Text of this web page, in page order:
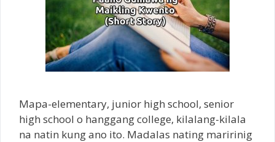
Mapa-elementary, junior high school, senior
high school o hanggang college, kilalang-kilala
na natin kung ano ito. Madalas nating maririnig